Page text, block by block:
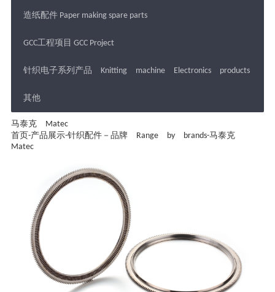
造纸配件 Paper making spare parts
GCC工程项目 GCC Project
针织电子系列产品 Knitting machine Electronics products
其他
马泰克 Matec
首页-产品展示-针织配件－品牌 Range by brands-马泰克
Matec